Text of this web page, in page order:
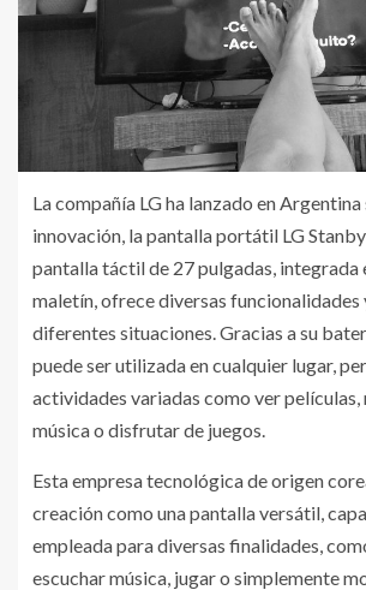
La compañía LG ha lanzado en
innovación, la pantalla portátil LG
pantalla táctil de 27 pulgadas, integrada
maletín, ofrece diversas funcionalidades
diferentes situaciones. Gracias a su
puede ser utilizada en cualquier lugar,
actividades variadas como ver
música o disfrutar de juegos.
Esta empresa tecnológica de origen
creación como una pantalla versátil,
empleada para diversas finalidades,
escuchar música, jugar o simplemente